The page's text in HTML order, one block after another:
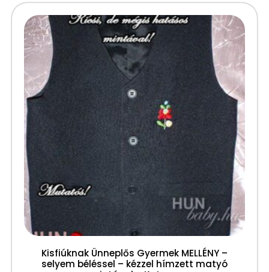
Kisfiúknak Ünneplős Gyermek MELLÉNY –
selyem béléssel – kézzel hímzett matyó